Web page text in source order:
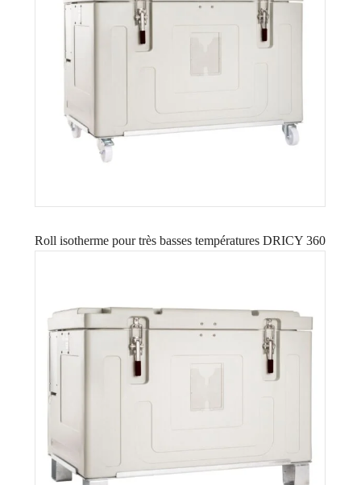
Roll isotherme pour très basses températures DRICY 360